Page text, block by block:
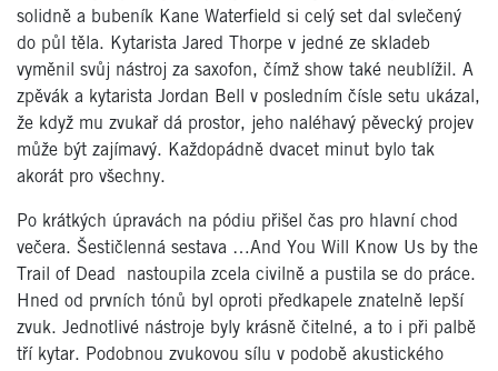
solidně a bubeník Kane Waterfield si celý set dal svlečený
do půl těla. Kytarista Jared Thorpe v jedné ze skladeb
vyměnil svůj nástroj za saxofon, čímž show také neublížil. A
zpěvák a kytarista Jordan Bell v posledním čísle setu ukázal,
že když mu zvukař dá prostor, jeho naléhavý pěvecký projev
může být zajímavý. Každopádně dvacet minut bylo tak
akorát pro všechny.
Po krátkých úpravách na pódiu přišel čas pro hlavní chod
večera. Šestičlenná sestava …And You Will Know Us by the
Trail of Dead nastoupila zcela civilně a pustila se do práce.
Hned od prvních tónů byl oproti předkapele znatelně lepší
zvuk. Jednotlivé nástroje byly krásně čitelné, a to i při palbě
tří kytar. Podobnou zvukovou sílu v podobě akustického